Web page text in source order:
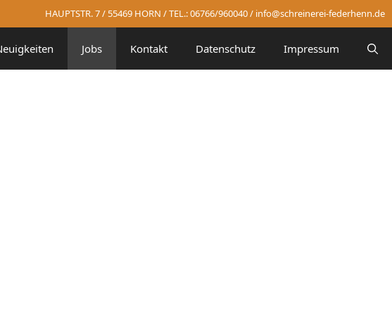
HAUPTSTR. 7 / 55469 HORN / TEL.: 06766/960040 / info@schreinerei-federhenn.de
Jobs Kontakt Datenschutz Impressum